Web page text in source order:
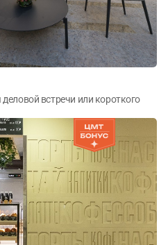
встречи или короткого